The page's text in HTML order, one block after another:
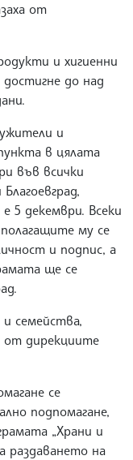
от
и хигиенни
до над
и
в цялата
във всички
5 декември. Всеки
му се
и подпис, а
ще се
семейства,
от дирекциите
се
подпомагане,
„Храни и
раздаването на